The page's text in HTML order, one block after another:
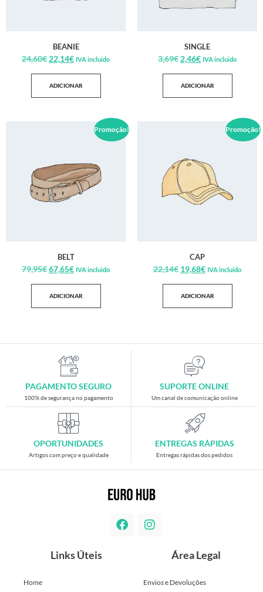
BEANIE
24,60€ 22,14€ IVA incluido
ADICIONAR
SINGLE
3,69€ 2,46€ IVA incluido
ADICIONAR
Promoção!
BELT
79,95€67,65€ IVA incluido
ADICIONAR
Promoção!
CAP
22,14€ 19,68€ IVA incluido
ADICIONAR
PAGAMENTO SEGURO
100% de segurança no pagamento
SUPORTE ONLINE
Um canal de comunicação online
OPORTUNIDADES
Artigos com preço e qualidade
ENTREGAS RÁPIDAS
Entregas rápidas dos pedidos
Links Úteis
Home
Área Legal
Envios e Devoluções